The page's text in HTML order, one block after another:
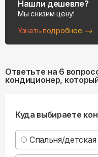
Нашли дешевле?
Мы снизим цену!
Узнать подробнее
Ответьте на 6
кондиционер,
Куда выбираете
Спальня/детская